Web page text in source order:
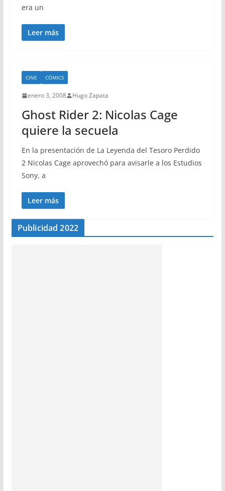
era un
Leer más
CINE CÓMICS
enero 3, 2008 Hugo Zapata
Ghost Rider 2: Nicolas Cage
quiere la secuela
En la presentación de La Leyenda del Tesoro Perdido
2 Nicolas Cage aprovechó para avisarle a los Estudios
Sony, a
Leer más
Publicidad 2022